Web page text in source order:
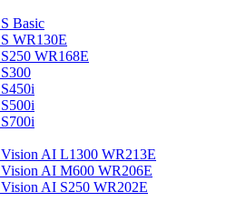
Basic
WR130E
WR168E
AI L1300 WR213E
AI M600 WR206E
AI S250 WR202E